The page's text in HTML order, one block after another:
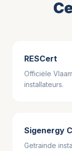
RESCert
Officiële
installateurs.
Sigenergy
Getrainde